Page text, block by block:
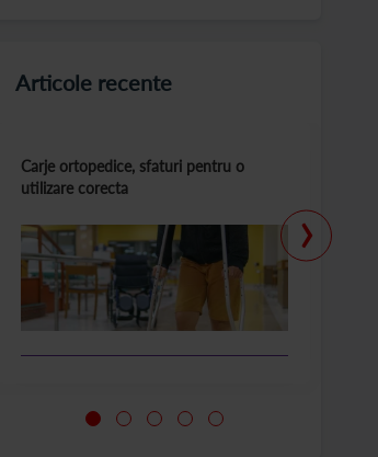
Articole recente
Carje ortopedice, sfaturi pentru o
utilizare corecta
›